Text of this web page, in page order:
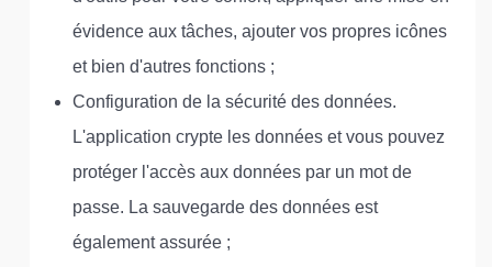
évidence aux tâches, ajouter vos propres icônes
et bien d'autres fonctions ;
Configuration de la sécurité des données.
L'application crypte les données et vous pouvez
protéger l'accès aux données par un mot de
passe. La sauvegarde des données est
également assurée ;